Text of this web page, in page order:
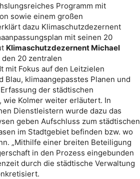
Programm mit
sowie einem großen
dazu Klimaschutzdezernent
mit seinen 20
Klimaschutzdezernent Michael
20 zentralen
mit Fokus auf den Leitzielen
klimaangepasstes Planen und
der städtischen
Kolmer weiter erläutert. In
Dienstleistern wurde dazu das
geben Aufschluss zum städtischen
im Stadtgebiet befinden bzw. wo
„Mithilfe einer breiten Beteiligung
in den Prozess eingebunden
durch die städtische Verwaltung